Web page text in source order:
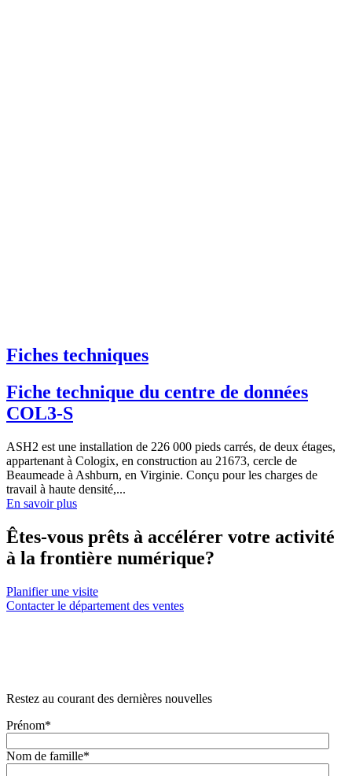
Fiches techniques
Fiche technique du centre de données
COL3-S
ASH2 est une installation de 226 000 pieds carrés, de deux étages,
appartenant à Cologix, en construction au 21673, cercle de
Beaumeade à Ashburn, en Virginie. Conçu pour les charges de
travail à haute densité,...
En savoir plus
Êtes-vous prêts à accélérer votre activité
à la frontière numérique?
Planifier une visite
Contacter le département des ventes
Restez au courant des dernières nouvelles
Prénom*
Nom de famille*